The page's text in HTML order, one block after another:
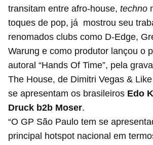
transitam entre afro-house, techno
toques de pop, já mostrou seu
renomados clubs como D-Edge,
Warung e como produtor lançou o
autoral “Hands Of Time”, pela
The House, de Dimitri Vegas &
se apresentam os brasileiros Edo
Druck b2b Moser.
“O GP São Paulo tem se
principal hotspot nacional em